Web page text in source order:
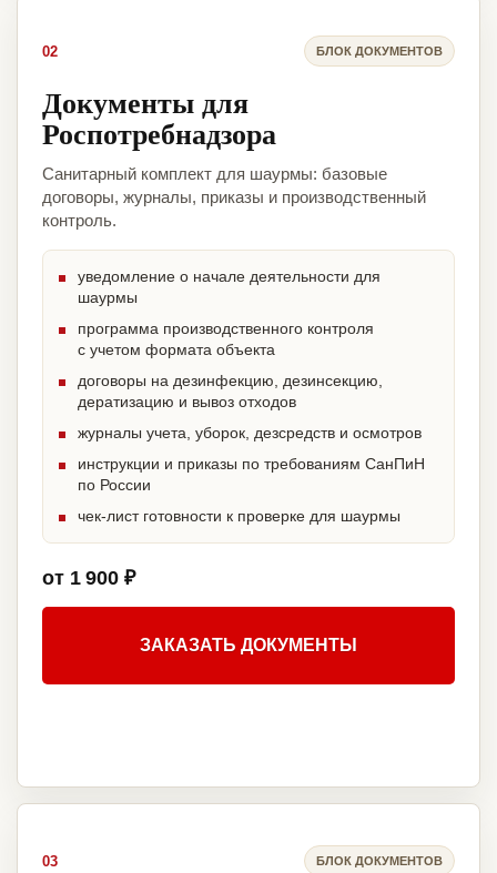
02 БЛОК ДОКУМЕНТОВ
Документы для
Роспотребнадзора
Санитарный комплект для шаурмы: базовые
договоры, журналы, приказы и производственный
контроль.
уведомление о начале деятельности для
шаурмы
программа производственного контроля
с учетом формата объекта
договоры на дезинфекцию, дезинсекцию,
дератизацию и вывоз отходов
журналы учета, уборок, дезсредств и осмотров
инструкции и приказы по требованиям СанПиН
по России
чек-лист готовности к проверке для шаурмы
от 1 900 ₽
ЗАКАЗАТЬ ДОКУМЕНТЫ
03 БЛОК ДОКУМЕНТОВ